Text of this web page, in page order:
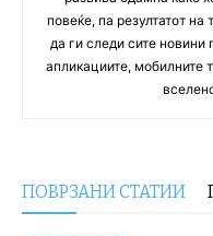
повеќе, па резултатот на
да ги следи сите новини
апликациите, мобилните
ПОВРЗАНИ СТАТИИ